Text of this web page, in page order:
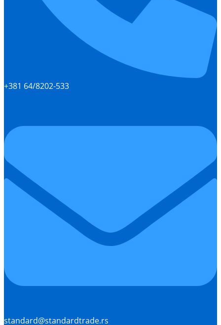
+381 64/8202-533
standard@standardtrade.rs